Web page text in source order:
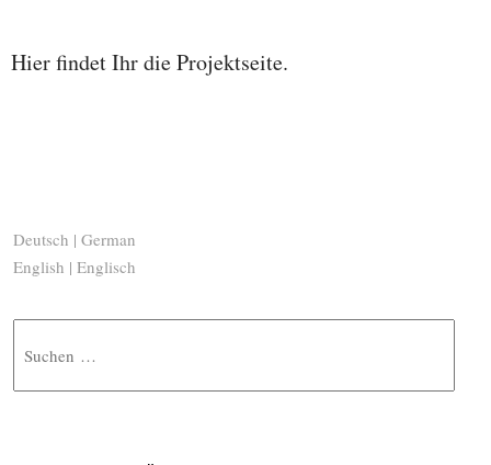
Hier findet Ihr die Projektseite.
Deutsch | German
English | Englisch